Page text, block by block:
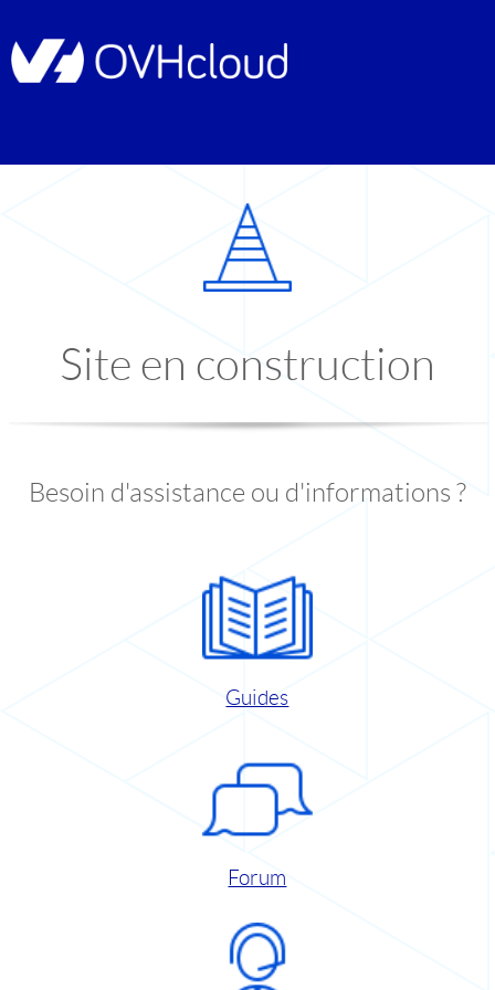
Site en construction
Besoin d'assistance ou d'informations ?
Guides
Forum